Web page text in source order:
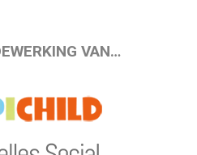
VAN…